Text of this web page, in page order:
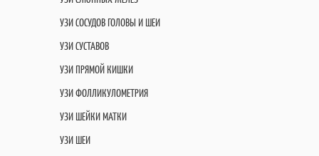
УЗИ СОСУДОВ ГОЛОВЫ И ШЕИ
УЗИ СУСТАВОВ
УЗИ ПРЯМОЙ КИШКИ
УЗИ ФОЛЛИКУЛОМЕТРИЯ
УЗИ ШЕЙКИ МАТКИ
УЗИ ШЕИ